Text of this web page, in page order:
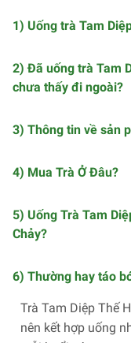
1) Uống trà Tam
2) Đã uống trà Tam
chưa thấy đi ngoài?
3) Thông tin về sản
4) Mua Trà Ở Đâu?
5) Uống Trà Tam
Chảy?
6) Thường hay táo
Trà Tam Diệp Thế
nên kết hợp uống